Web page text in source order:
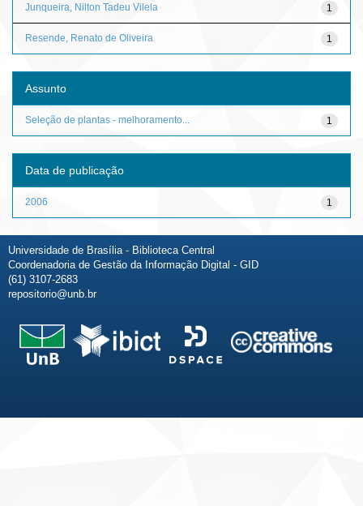
1
Junqueira, Nilton Tadeu Vilela
1
Resende, Renato de Oliveira
Assunto
1
Seleção de plantas - melhoramento...
Data de publicação
1
2006
Universidade de Brasília - Biblioteca Central
Coordenadoria de Gestão da Informação Digital - GID
(61) 3107-2683
repositorio@unb.br